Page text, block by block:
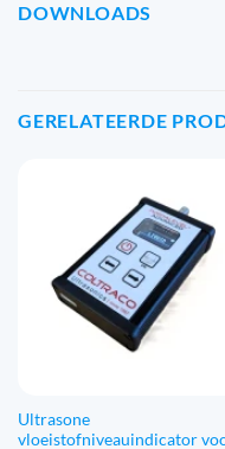
DOWNLOADS
GERELATEERDE
Ultrasone
vloeistofniveauindicator